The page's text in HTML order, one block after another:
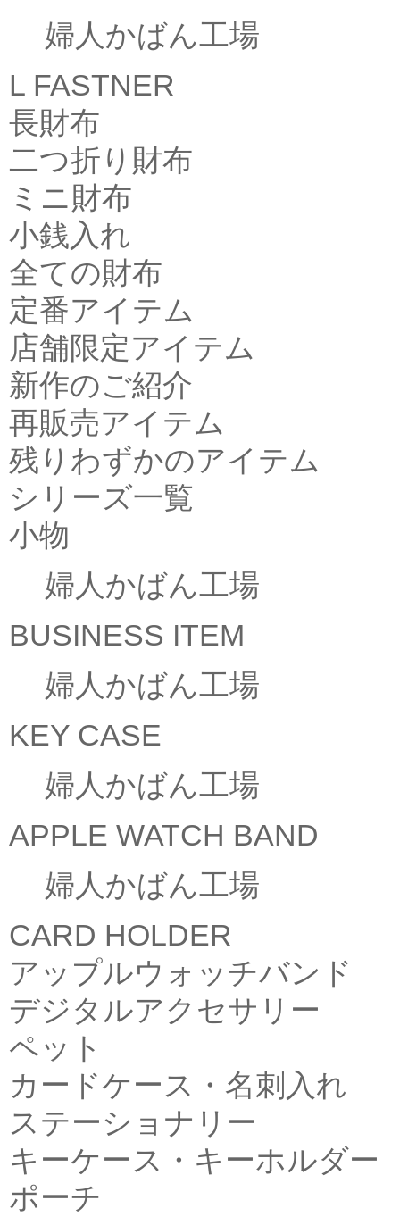
婦人かばん工場
L FASTNER
長財布
二つ折り財布
ミニ財布
小銭入れ
全ての財布
定番アイテム
店舗限定アイテム
新作のご紹介
再販売アイテム
残りわずかのアイテム
シリーズ一覧
小物
婦人かばん工場
BUSINESS ITEM
婦人かばん工場
KEY CASE
婦人かばん工場
APPLE WATCH BAND
婦人かばん工場
CARD HOLDER
アップルウォッチバンド
デジタルアクセサリー
ペット
カードケース・名刺入れ
ステーショナリー
キーケース・キーホルダー
ポーチ